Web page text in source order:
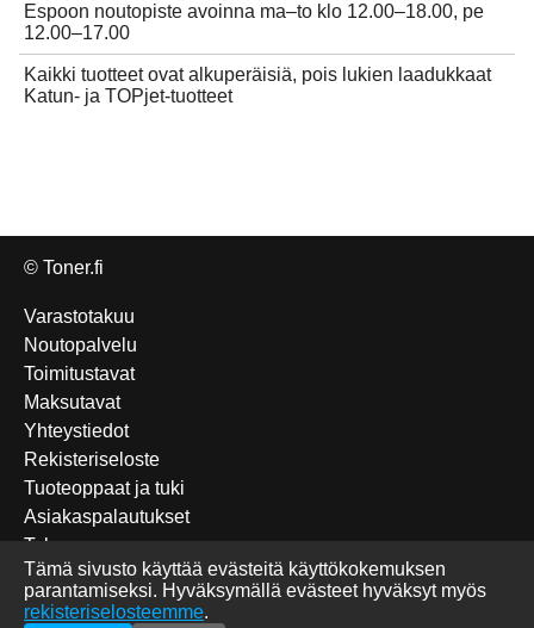
Espoon noutopiste avoinna ma–to klo 12.00–18.00, pe
12.00–17.00
Kaikki tuotteet ovat alkuperäisiä, pois lukien laadukkaat
Katun- ja TOPjet-tuotteet
© Toner.fi
Varastotakuu
Noutopalvelu
Toimitustavat
Maksutavat
Yhteystiedot
Rekisteriseloste
Tuoteoppaat ja tuki
Asiakaspalautukset
Takuu
Edulliset Katun-tuotteet
Tulostettavat sudokut
Tämä sivusto käyttää evästeitä käyttökokemuksen
parantamiseksi. Hyväksymällä evästeet hyväksyt myös
rekisteriselosteemme.